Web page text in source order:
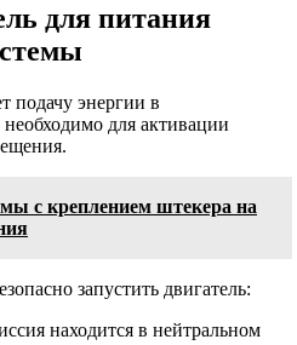
для питания
подачу энергии в
для активации
с креплением штекера на
запустить двигатель:
находится в нейтральном